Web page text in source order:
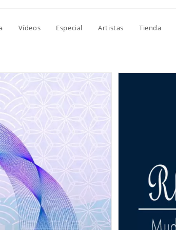
Vídeos Especial Artistas Tienda